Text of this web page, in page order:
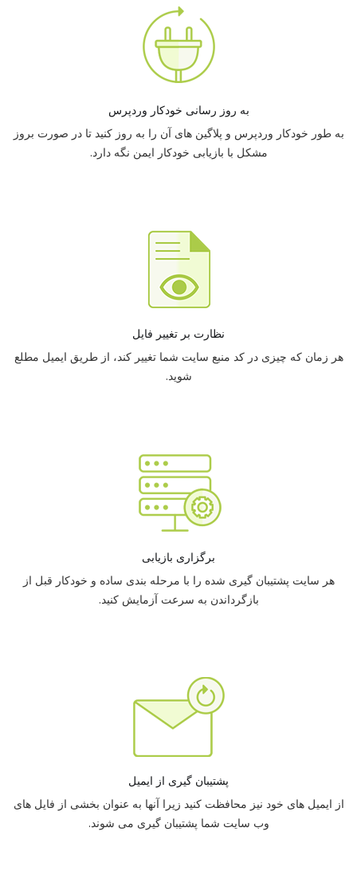
به روز رسانی خودکار وردپرس
به طور خودکار وردپرس و پلاگین های آن را به روز کنید تا در صورت بروز
مشکل با بازیابی خودکار ایمن نگه دارد.
نظارت بر تغییر فایل
هر زمان که چیزی در کد منبع سایت شما تغییر کند، از طریق ایمیل مطلع
شوید.
برگزاری بازیابی
هر سایت پشتیبان گیری شده را با مرحله بندی ساده و خودکار قبل از
بازگرداندن به سرعت آزمایش کنید.
پشتیبان گیری از ایمیل
از ایمیل های خود نیز محافظت کنید زیرا آنها به عنوان بخشی از فایل های
وب سایت شما پشتیبان گیری می شوند.